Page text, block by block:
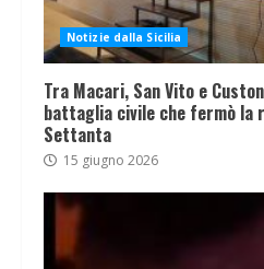
Notizie dalla Sicilia
Tra Macari, San Vito e
battaglia civile che fermò la
Settanta
15 giugno 2026